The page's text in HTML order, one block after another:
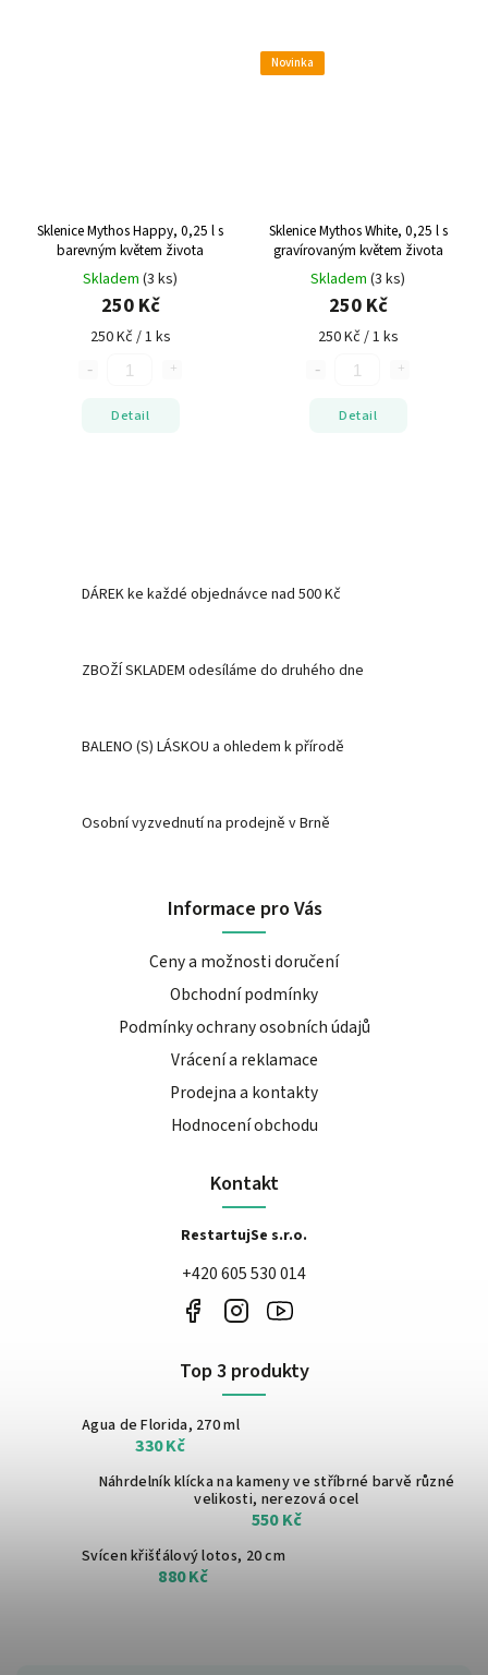
Sklenice Mythos Happy, 0,25 l s
barevným květem života
Skladem (3 ks)
250 Kč
250 Kč / 1 ks
Detail
Novinka
Sklenice Mythos White, 0,25 l s
gravírovaným květem života
Skladem (3 ks)
250 Kč
250 Kč / 1 ks
Detail
DÁREK ke každé objednávce nad 500 Kč
ZBOŽÍ SKLADEM odesíláme do druhého dne
BALENO (S) LÁSKOU a ohledem k přírodě
Osobní vyzvednutí na prodejně v Brně
Informace pro Vás
Ceny a možnosti doručení
Obchodní podmínky
Podmínky ochrany osobních údajů
Vrácení a reklamace
Prodejna a kontakty
Hodnocení obchodu
Kontakt
RestartujSe s.r.o.
+420 605 530 014
Top 3 produkty
Agua de Florida, 270 ml
330 Kč
Náhrdelník klícka na kameny ve stříbrné barvě různé
velikosti, nerezová ocel
550 Kč
Svícen křišťálový lotos, 20 cm
880 Kč